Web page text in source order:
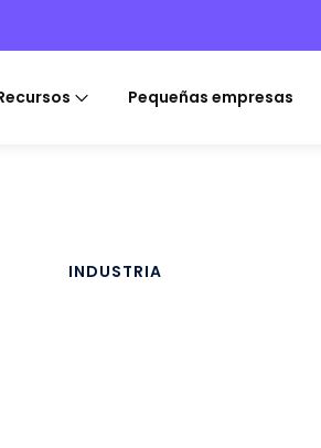
Pequeñas empresas
INDUSTRIA